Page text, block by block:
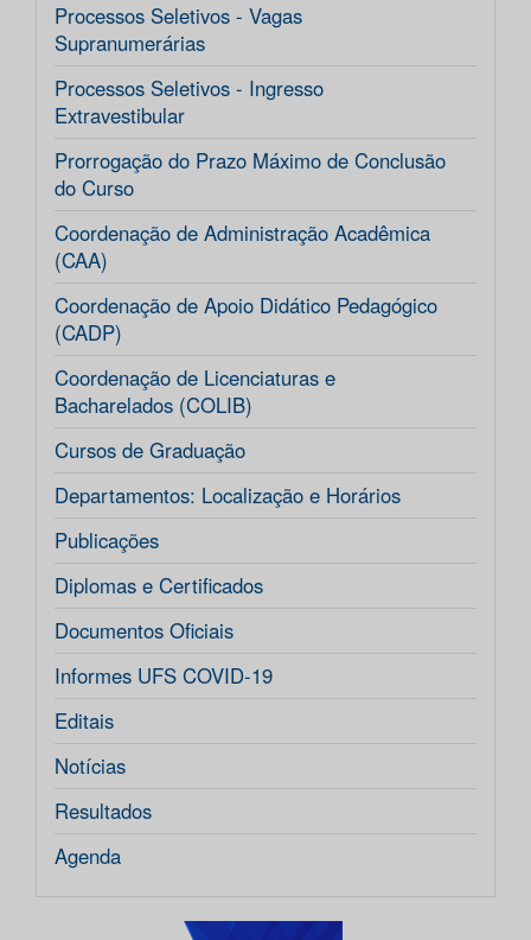
Processos Seletivos - Vagas
Supranumerárias
Processos Seletivos - Ingresso
Extravestibular
Prorrogação do Prazo Máximo de Conclusão
do Curso
Coordenação de Administração Acadêmica
(CAA)
Coordenação de Apoio Didático Pedagógico
(CADP)
Coordenação de Licenciaturas e
Bacharelados (COLIB)
Cursos de Graduação
Departamentos: Localização e Horários
Publicações
Diplomas e Certificados
Documentos Oficiais
Informes UFS COVID-19
Editais
Notícias
Resultados
Agenda